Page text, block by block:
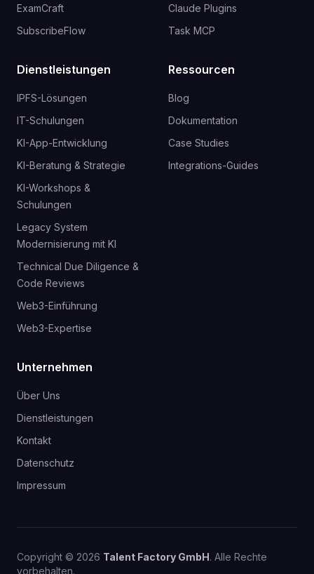
ExamCraft
SubscribeFlow
Claude Plugins
Task MCP
Dienstleistungen
IPFS-Lösungen
IT-Schulungen
KI-App-Entwicklung
KI-Beratung & Strategie
KI-Workshops &
Schulungen
Legacy System
Modernisierung mit KI
Technical Due Diligence &
Code Reviews
Web3-Einführung
Web3-Expertise
Ressourcen
Blog
Dokumentation
Case Studies
Integrations-Guides
Unternehmen
Über Uns
Dienstleistungen
Kontakt
Datenschutz
Impressum
Copyright © 2026 Talent Factory GmbH. Alle Rechte
vorbehalten.